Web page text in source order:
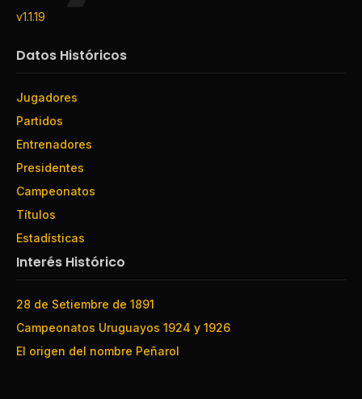
v1.1.19
Datos Históricos
Jugadores
Partidos
Entrenadores
Presidentes
Campeonatos
Títulos
Estadísticas
Interés Histórico
28 de Setiembre de 1891
Campeonatos Uruguayos 1924 y 1926
El origen del nombre Peñarol